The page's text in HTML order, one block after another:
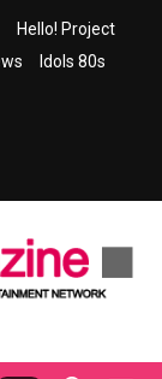
Hello! Project
Idols 80s